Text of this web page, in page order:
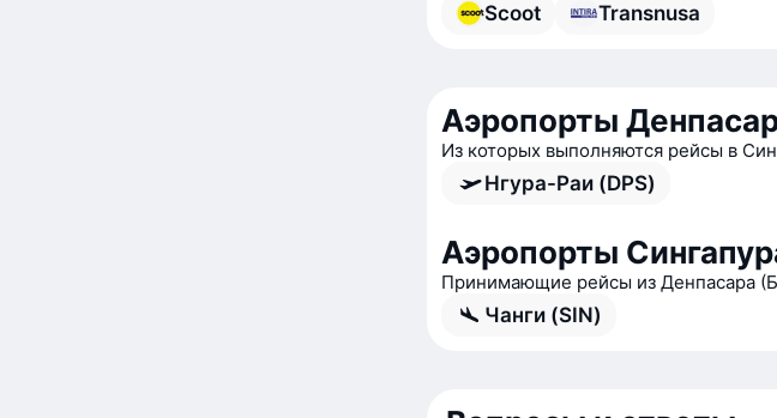
Scoot Transnusa
Аэропорты
Из которых выполняются рейсы в
Нгура-Раи (DPS)
Аэропорты
Принимающие рейсы из Денпасара
Чанги (SIN)